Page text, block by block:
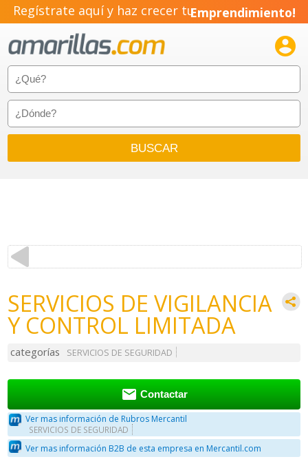
Regístrate aquí y haz crecer tuEmprendimiento!

SERVICIOS DE VIGILANCIA
Y CONTROL LIMITADA
categorías SERVICIOS DE SEGURIDAD
 Contactar
Ver mas información de Rubros Mercantil
SERVICIOS DE SEGURIDAD
Ver mas información B2B de esta empresa en Mercantil.com